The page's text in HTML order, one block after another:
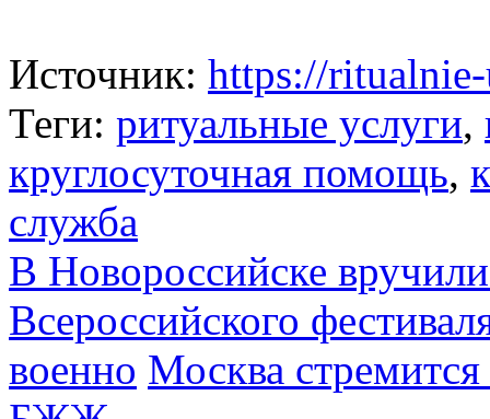
Источник: https://
Теги: ритуальные услуги,
круглосуточная помощь,
служба
В Новороссийске
Всероссийского
военно Москва